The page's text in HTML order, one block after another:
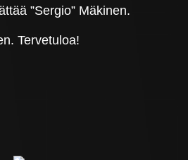
”Sergio” Mäkinen.
Tervetuloa!